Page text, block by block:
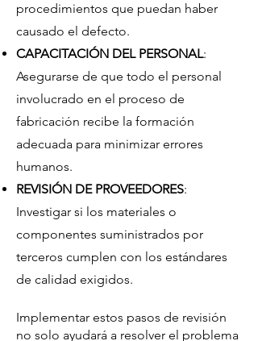
procedimientos que puedan haber
causado el defecto.
CAPACITACIÓN DEL PERSONAL:
Asegurarse de que todo el personal
involucrado en el proceso de
fabricación recibe la formación
adecuada para minimizar errores
humanos.
REVISIÓN DE PROVEEDORES:
Investigar si los materiales o
componentes suministrados por
terceros cumplen con los estándares
de calidad exigidos.
Implementar estos pasos de revisión
no solo ayudará a resolver el problema